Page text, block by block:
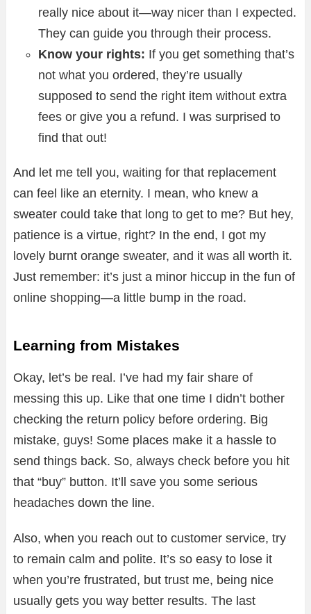
really nice about it—way nicer than I expected.
They can guide you through their process.
Know your rights: If you get something that’s
not what you ordered, they’re usually
supposed to send the right item without extra
fees or give you a refund. I was surprised to
find that out!
And let me tell you, waiting for that replacement
can feel like an eternity. I mean, who knew a
sweater could take that long to get to me? But hey,
patience is a virtue, right? In the end, I got my
lovely burnt orange sweater, and it was all worth it.
Just remember: it’s just a minor hiccup in the fun of
online shopping—a little bump in the road.
Learning from Mistakes
Okay, let’s be real. I’ve had my fair share of
messing this up. Like that one time I didn’t bother
checking the return policy before ordering. Big
mistake, guys! Some places make it a hassle to
send things back. So, always check before you hit
that “buy” button. It’ll save you some serious
headaches down the line.
Also, when you reach out to customer service, try
to remain calm and polite. It’s so easy to lose it
when you’re frustrated, but trust me, being nice
usually gets you way better results. The last